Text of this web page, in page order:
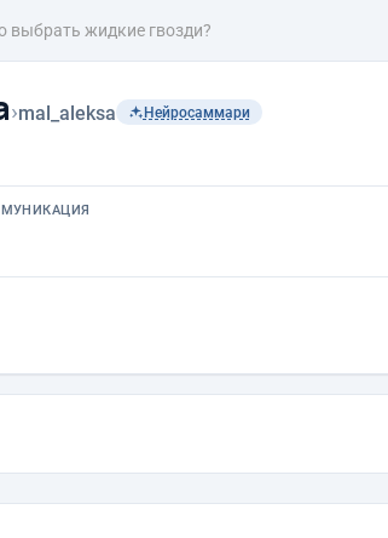
выбрать жидкие гвозди?
›mal_aleksa Нейросаммари